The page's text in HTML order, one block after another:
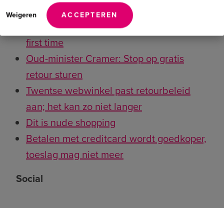
Weigeren ACCEPTEREN
Digital ad spending to top traditional for
first time
Oud-minister Cramer: Stop op gratis
retour sturen
Twentse webwinkel past retourbeleid
aan; het kan zo niet langer
Dit is nude shopping
Betalen met creditcard wordt goedkoper,
toeslag mag niet meer
Social